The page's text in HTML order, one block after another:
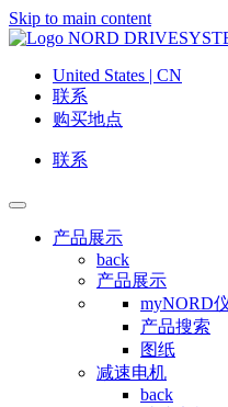
Skip to main content
United States | CN
联系
购买地点
联系
产品展示
back
产品展示
myNORD
产品搜索
图纸
减速电机
back